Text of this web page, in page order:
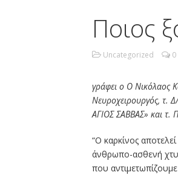
Ποιος
Uncategorized 0
γράφει ο Ο Νικόλαος
Νευροχειρουργός, τ.
ΑΓΙΟΣ ΣΑΒΒΑΣ» και τ.
“O καρκίνος
άνθρωπο-ασθενή
που